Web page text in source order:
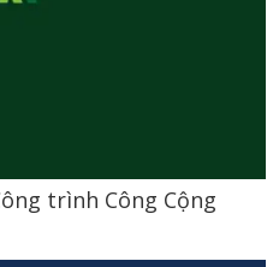
trình Công Cộng